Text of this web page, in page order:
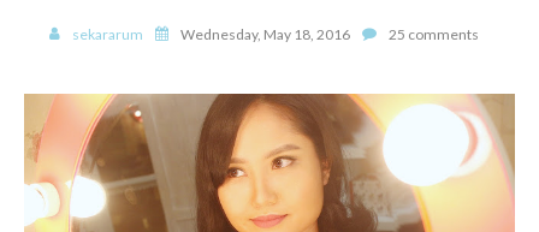
sekararum Wednesday, May 18, 2016 25 comments